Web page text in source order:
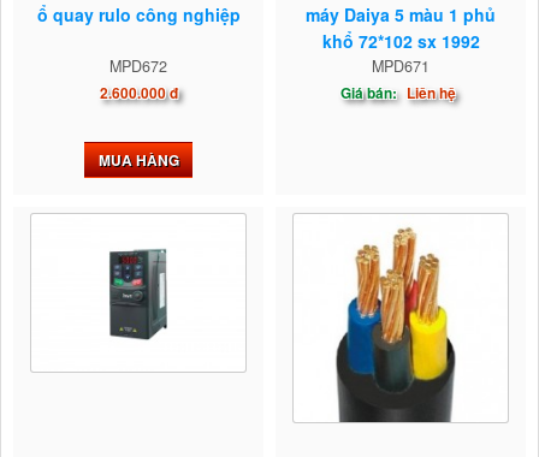
ổ quay rulo công nghiệp
MPD672
2.600.000 đ
MUA HÀNG
máy Daiya 5 màu 1 phủ
khổ 72*102 sx 1992
MPD671
Giá bán: Liên hệ